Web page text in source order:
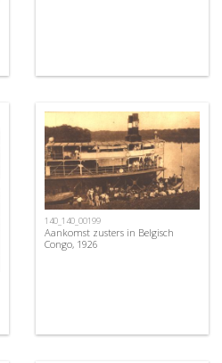
140_140_00199
Aankomst zusters in Belgisch
Congo, 1926